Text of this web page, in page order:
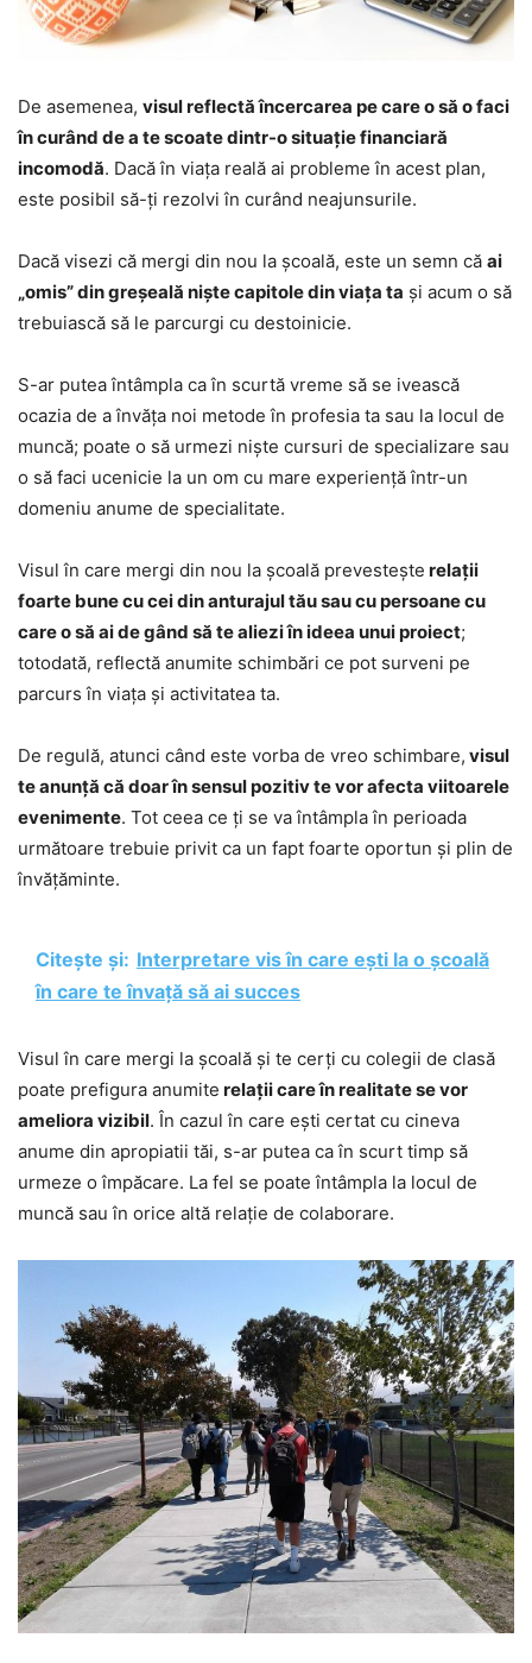
De asemenea, visul reflectă încercarea pe care o să o faci
în curând de a te scoate dintr-o situație financiară
incomodă. Dacă în viața reală ai probleme în acest plan,
este posibil să-ți rezolvi în curând neajunsurile.
Dacă visezi că mergi din nou la școală, este un semn că ai
„omis” din greșeală niște capitole din viața ta și acum o să
trebuiască să le parcurgi cu destoinicie.
S-ar putea întâmpla ca în scurtă vreme să se ivească
ocazia de a învăța noi metode în profesia ta sau la locul de
muncă; poate o să urmezi niște cursuri de specializare sau
o să faci ucenicie la un om cu mare experiență într-un
domeniu anume de specialitate.
Visul în care mergi din nou la școală prevestește relații
foarte bune cu cei din anturajul tău sau cu persoane cu
care o să ai de gând să te aliezi în ideea unui proiect;
totodată, reflectă anumite schimbări ce pot surveni pe
parcurs în viața și activitatea ta.
De regulă, atunci când este vorba de vreo schimbare, visul
te anunță că doar în sensul pozitiv te vor afecta viitoarele
evenimente. Tot ceea ce ți se va întâmpla în perioada
următoare trebuie privit ca un fapt foarte oportun și plin de
învățăminte.
Citește și: Interpretare vis în care ești la o școală
în care te învață să ai succes
Visul în care mergi la școală și te cerți cu colegii de clasă
poate prefigura anumite relații care în realitate se vor
ameliora vizibil. În cazul în care ești certat cu cineva
anume din apropiatii tăi, s-ar putea ca în scurt timp să
urmeze o împăcare. La fel se poate întâmpla la locul de
muncă sau în orice altă relație de colaborare.